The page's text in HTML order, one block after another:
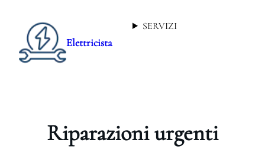
Elettricista
SERVIZI
Riparazioni urgenti